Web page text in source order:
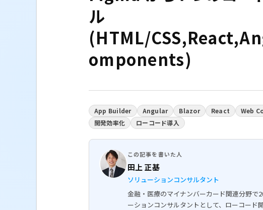
ル
(HTML/
omponents)
App Builder Angular Blazor React Web
開発効率化
ローコード導入
この記事を書いた人
田上 正基
ソリューションコンサルタント
金融・医療のマイナンバーカード関連分野で
ーションコンサルタントとして、ローコー